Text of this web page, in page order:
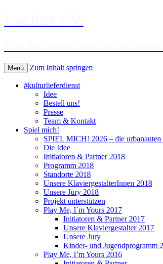
Menü Zum Inhalt springen
#kulturlieferdienst
Idee
Bestell uns!
Presse
Team & Kontakt
Spiel mich!
SPIEL MICH! 2026 – die
Die Idee
Initiatoren & Partner 2018
Programm 2018
Standorte 2018
Unsere KlaviergestalterInnen 2018
Unsere Jury 2018
Projekt unterstützen
Play Me, I´m Yours 2017
Initiatoren & Partner 2017
Unsere Klaviergestalter 2017
Unsere Jury
Kinder- und Jugendprogramm
Play Me, I’m Yours 2016